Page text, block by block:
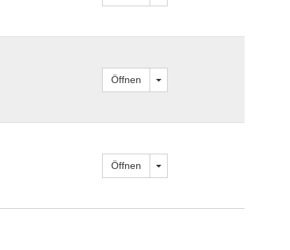
Öffnen Dropdown öffnen
Öffnen Dropdown öffnen